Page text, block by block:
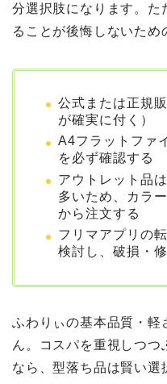
分選択肢になります。た
ることが後悔しないため
公式または正規
が確実に付く）
A4フラットファ
を必ず確認する
アウトレット品
多いため、カラ
から注文する
フリマアプリの
検討し、破損・
ふわりぃの基本品質・軽
ん。コスパを重視しつつ
なら、型落ち品は賢い選